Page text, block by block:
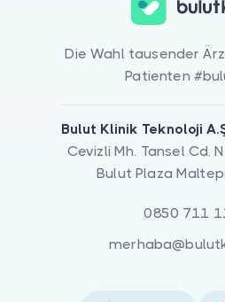
Die Wahl tausender
Patienten
Bulut Klinik Teknoloji
Cevizli Mh. Tansel Cd.
Bulut Plaza
0850 711